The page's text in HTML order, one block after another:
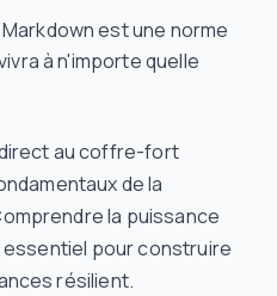
Markdown est une norme
à n'importe quelle
au coffre-fort
de la
la puissance
pour construire
résilient.